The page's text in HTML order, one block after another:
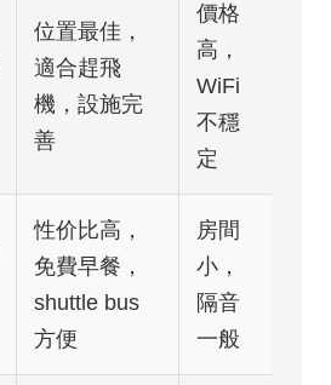
位置最佳，
適合趕飛
機，設施完
善
價格
高，
WiFi
不穩
定
性价比高，
免費早餐，
shuttle bus
方便
房間
小，
隔音
一般